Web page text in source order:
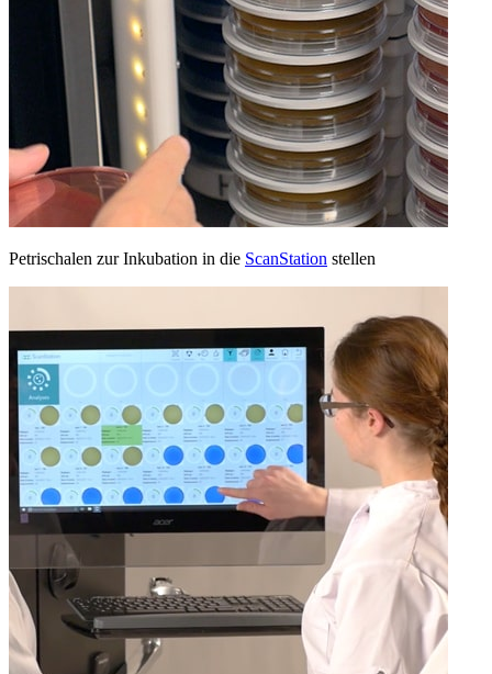
Petrischalen zur Inkubation in die ScanStation stellen